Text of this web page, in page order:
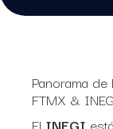
Panorama
FTMX &
El INEGI